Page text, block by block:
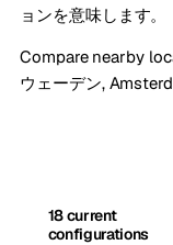
ョンを意味します。
Compare nearby
ウェーデン,
18 current
configurations